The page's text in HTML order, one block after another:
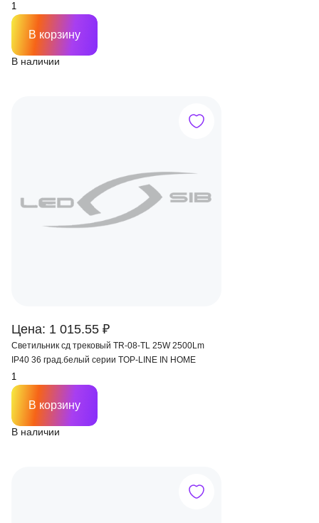
В наличии
В корзину
Цена: 1 015.55 ₽
Светильник сд трековый TR-08-TL 25W 2500Lm
IP40 36 град.белый серии TOP-LINE IN HOME
В наличии
В корзину